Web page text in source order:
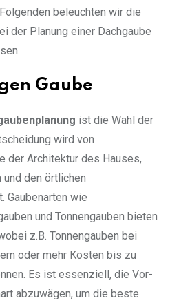
beleuchten wir die
der Planung einer Dachgaube
Gaube
ist die Wahl der
wird von
der Architektur des Hauses,
den örtlichen
Gaubenarten wie
und Tonnengauben bieten
z.B. Tonnengauben bei
oder mehr Kosten bis zu
Es ist essenziell, die Vor-
abzuwägen, um die beste